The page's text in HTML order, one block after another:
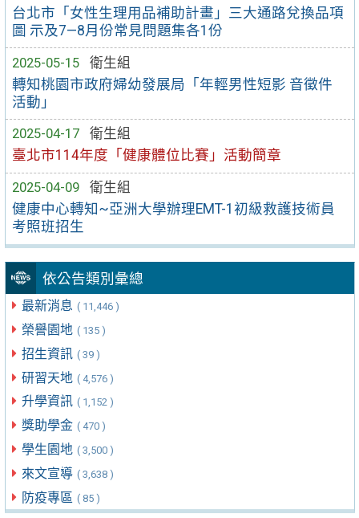
台北市「女性生理用品補助計畫」三大通路兌換品項
圖 示及7—8月份常見問題集各1份
2025-05-15
衛生組
轉知桃園市政府婦幼發展局「年輕男性短影 音徵件
活動」
2025-04-17
衛生組
臺北市114年度「健康體位比賽」活動簡章
2025-04-09
衛生組
健康中心轉知~亞洲大學辦理EMT-1初級救護技術員
考照班招生
依公告類別彙總
最新消息 ( 11,446 )
榮譽園地 ( 135 )
招生資訊 ( 39 )
研習天地 ( 4,576 )
升學資訊 ( 1,152 )
獎助學金 ( 470 )
學生園地 ( 3,500 )
來文宣導 ( 3,638 )
防疫專區 ( 85 )